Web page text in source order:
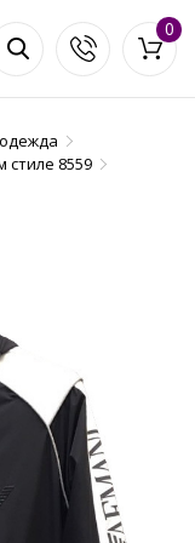
0
стиле 8559